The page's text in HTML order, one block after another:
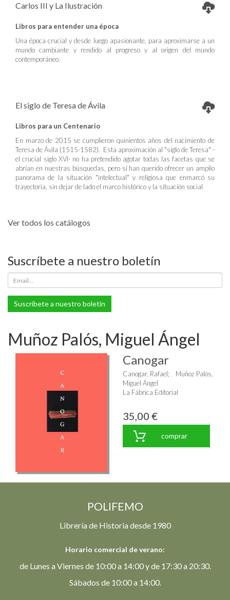
Carlos III y La Ilustración
Libros para entender una época
Una época crucial y desde luego apasionante, para aproximarse a un
mundo cambiante y rendido al progreso y al origen del mundo
contemporáneo.
El siglo de Teresa de Ávila
Libros para un Centenario
En marzo de 2015 se cumplieron quinientos años del nacimiento de
Teresa de Ávila (1515-1582). Esta aproximación al "siglo de Teresa" -
el crucial siglo XVI- no ha pretendido agotar todas las facetas que se
abrían en nuestras búsquedas, pero sí han querido ofrecer un amplio
panorama de la situación "intelectual" y religiosa que enmarcó su
trayectoria, sin dejar de lado el marco histórico y la situación social
Ver todos los catálogos
Suscríbete a nuestro boletín
Suscríbete a nuestro boletín
Muñoz Palós, Miguel Ángel
Canogar
Canogar, Rafael;
Muñoz Palós,
Miguel Ángel
La Fábrica Editorial
35,00 €
comprar
POLIFEMO
Librería de Historia desde 1980
Horario comercial de verano:
de Lunes a Viernes de 10:00 a 14:00 y de 17:30 a 20:30.
Sábados de 10:00 a 14:00.